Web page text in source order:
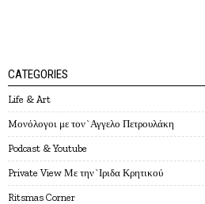
CATEGORIES
Life & Art
Mονόλογοι με τον`Αγγελο Πετρουλάκη
Podcast & Youtube
Private View Με την`Ιριδα Κρητικού
Ritsmas Corner